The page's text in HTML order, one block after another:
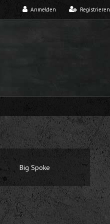
Anmelden Registrieren
Big Spoke